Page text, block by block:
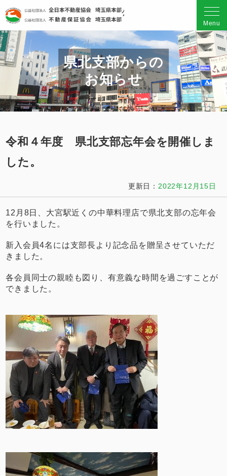
公益社団法人 全日本不動
Menu
県北支部からの
お知らせ
令和４年度 県北支部忘年会を開催しま
した。
更新日： 2022年12月15日
12月8日、大宮駅近くの中華料理店で県北支部の忘年会
を行いました。
新入会員4名には支部長より記念品を贈呈させていただ
きました。
各会員同士の親睦も図り、有意義な時間を過ごすことが
できました。